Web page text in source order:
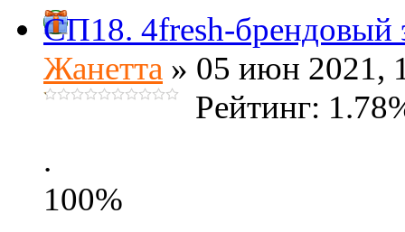
СП18. 4fresh-брендовый
Жанетта » 05 июн 2021,
Рейтинг:
.
100%